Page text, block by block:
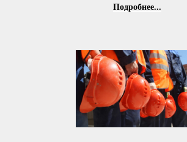
Подробнее...